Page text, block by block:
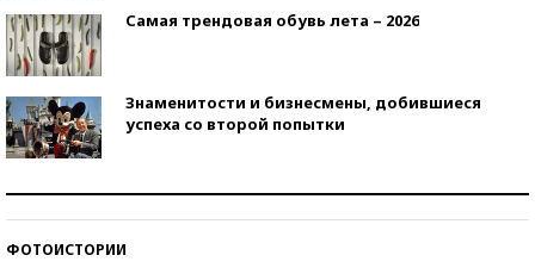
Самая трендовая обувь лета – 2026
Знаменитости и бизнесмены, добившиеся
успеха со второй попытки
ФОТОИСТОРИИ